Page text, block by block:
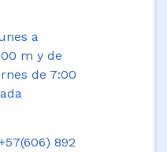
a
m y de
de 7:00
892